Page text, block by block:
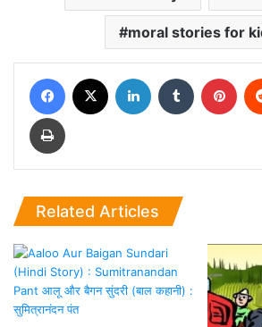
moral stories for
Facebook LinkedIn Tumblr
Print
Related Articles